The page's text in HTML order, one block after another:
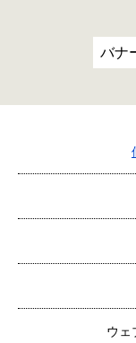
バナ
ウェ